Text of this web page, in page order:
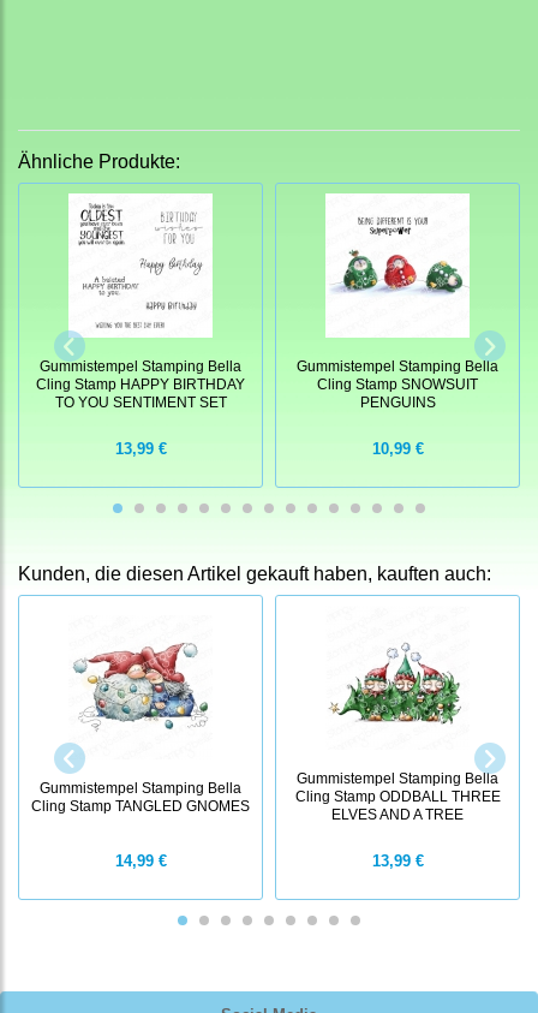
Ähnliche Produkte:
Gummistempel Stamping Bella
Cling Stamp HAPPY BIRTHDAY
TO YOU SENTIMENT SET
13,99 €
Gummistempel Stamping Bella
Cling Stamp SNOWSUIT
PENGUINS
10,99 €
Kunden, die diesen Artikel gekauft haben, kauften auch:
Gummistempel Stamping Bella
Cling Stamp TANGLED GNOMES
14,99 €
Gummistempel Stamping Bella
Cling Stamp ODDBALL THREE
ELVES AND A TREE
13,99 €